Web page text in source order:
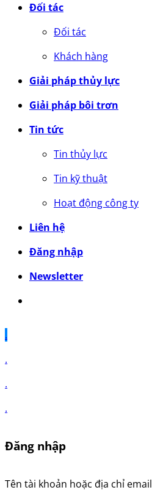
Đối tác
Đối tác
Khách hàng
Giải pháp thủy lực
Giải pháp bôi trơn
Tin tức
Tin thủy lực
Tin kỹ thuật
Hoạt động công ty
Liên hệ
Đăng nhập
Newsletter
.
.
.
.
Đăng nhập
Tên tài khoản hoặc địa chỉ email